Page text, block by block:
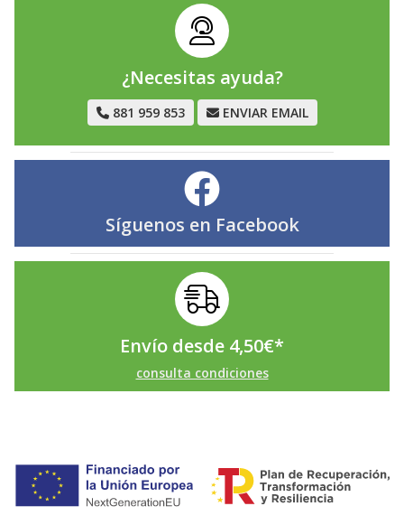
¿Necesitas ayuda?
881 959 853 ENVIAR EMAIL
Síguenos en Facebook
Envío desde 4,50€*
consulta condiciones